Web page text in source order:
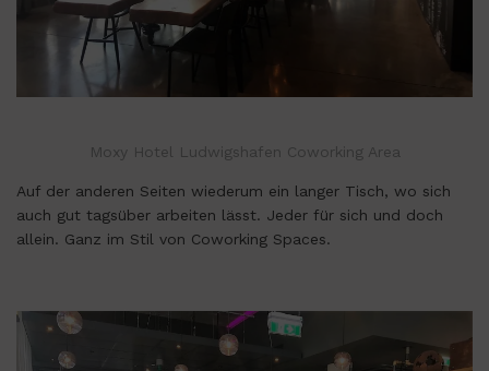
Moxy Hotel Ludwigshafen Coworking Area
Auf der anderen Seiten wiederum ein langer Tisch, wo sich
auch gut tagsüber arbeiten lässt. Jeder für sich und doch
allein. Ganz im Stil von Coworking Spaces.